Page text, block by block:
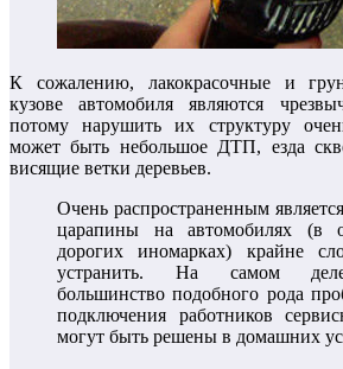
К сожалению, лакокрасочные и
кузове автомобиля являются
потому нарушить их структуру
может быть небольшое ДТП, езда
висящие ветки деревьев.
Очень распространенным
царапины на автомобилях (в
дорогих иномарках) крайне
устранить. На самом
большинство подобного рода
подключения работников
могут быть решены в домашних